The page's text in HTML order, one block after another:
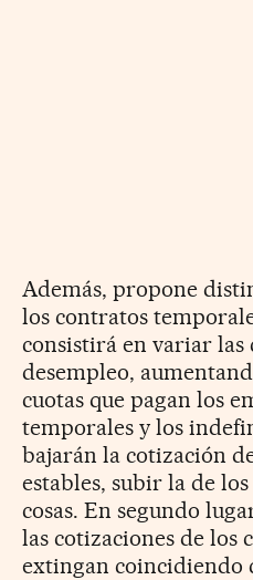
Además, propone
los contratos
consistirá en variar las
desempleo,
cuotas que pagan los
temporales y los
bajarán la cotización
estables, subir la de
cosas. En segundo
las cotizaciones de los
extingan coincidiendo